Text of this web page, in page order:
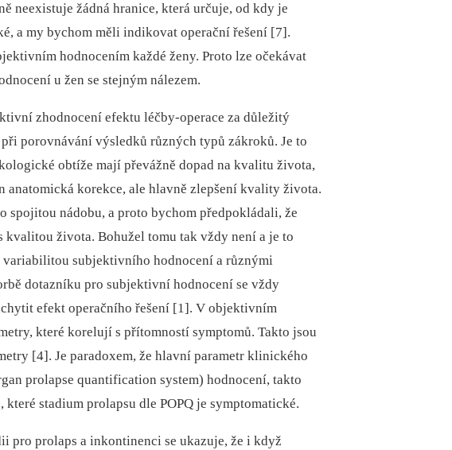
neexistuje žádná hranice, která určuje, od kdy je
a my bychom měli indikovat operační řešení [7].
hodnocením každé ženy. Proto lze očekávat
u žen se stejným nálezem.
zhodnocení efektu léčby-operace za důležitý
porovnávání výsledků různých typů zákroků. Je to
obtíže mají převážně dopad na kvalitu života,
anatomická korekce, ale hlavně zlepšení kvality života.
spojitou nádobu, a proto bychom předpokládali, že
kvalitou života. Bohužel tomu tak vždy není a je to
subjektivního hodnocení a různými
dotazníku pro subjektivní hodnocení se vždy
efekt operačního řešení [1]. V objektivním
které korelují s přítomností symptomů. Takto jsou
[4]. Je paradoxem, že hlavní parametr klinického
prolapse quantification system) hodnocení, takto
stadium prolapsu dle POPQ je symptomatické.
pro prolaps a inkontinenci se ukazuje, že i když